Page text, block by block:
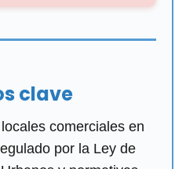
clave
comerciales en
por la Ley de